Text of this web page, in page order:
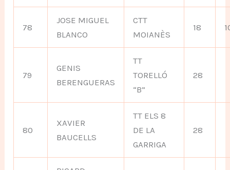
78
JOSE MIGUEL
BLANCO
CTT
MOIANÈS
18
79
GENIS
BERENGUERAS
TT
TORELLÓ
“B”
28
80
XAVIER
BAUCELLS
TT ELS 8
DE LA
GARRIGA
28